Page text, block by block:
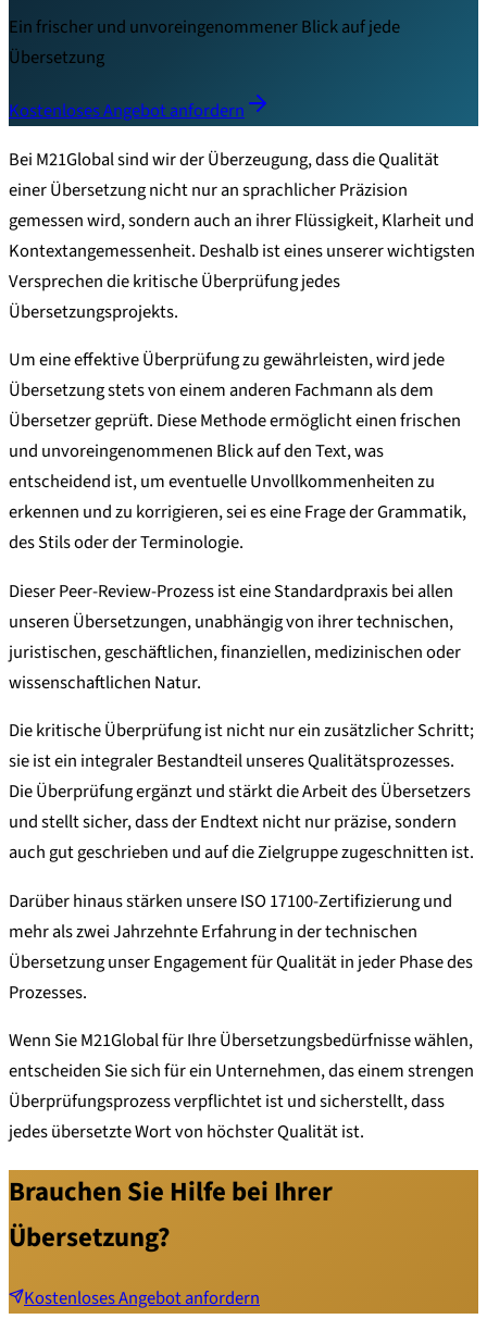
Ein frischer und unvoreingenommener Blick auf jede
Übersetzung
Kostenloses Angebot anfordern
Bei M21Global sind wir der Überzeugung, dass die Qualität
einer Übersetzung nicht nur an sprachlicher Präzision
gemessen wird, sondern auch an ihrer Flüssigkeit, Klarheit und
Kontextangemessenheit. Deshalb ist eines unserer wichtigsten
Versprechen die kritische Überprüfung jedes
Übersetzungsprojekts.
Um eine effektive Überprüfung zu gewährleisten, wird jede
Übersetzung stets von einem anderen Fachmann als dem
Übersetzer geprüft. Diese Methode ermöglicht einen frischen
und unvoreingenommenen Blick auf den Text, was
entscheidend ist, um eventuelle Unvollkommenheiten zu
erkennen und zu korrigieren, sei es eine Frage der Grammatik,
des Stils oder der Terminologie.
Dieser Peer-Review-Prozess ist eine Standardpraxis bei allen
unseren Übersetzungen, unabhängig von ihrer technischen,
juristischen, geschäftlichen, finanziellen, medizinischen oder
wissenschaftlichen Natur.
Die kritische Überprüfung ist nicht nur ein zusätzlicher Schritt;
sie ist ein integraler Bestandteil unseres Qualitätsprozesses.
Die Überprüfung ergänzt und stärkt die Arbeit des Übersetzers
und stellt sicher, dass der Endtext nicht nur präzise, sondern
auch gut geschrieben und auf die Zielgruppe zugeschnitten ist.
Darüber hinaus stärken unsere ISO 17100-Zertifizierung und
mehr als zwei Jahrzehnte Erfahrung in der technischen
Übersetzung unser Engagement für Qualität in jeder Phase des
Prozesses.
Wenn Sie M21Global für Ihre Übersetzungsbedürfnisse wählen,
entscheiden Sie sich für ein Unternehmen, das einem strengen
Überprüfungsprozess verpflichtet ist und sicherstellt, dass
jedes übersetzte Wort von höchster Qualität ist.
Brauchen Sie Hilfe bei Ihrer
Übersetzung?
Kostenloses Angebot anfordern